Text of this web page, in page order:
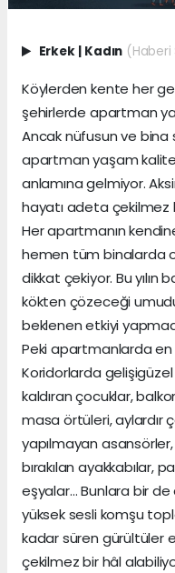
Erkek Kadın (Haberi
Köylerden kente her
şehirlerde apartman
Ancak nüfusun ve bina
apartman yaşam
anlamına gelmiyor.
hayatı adeta çekilmez
Her apartmanın
hemen tüm binalarda
dikkat çekiyor. Bu yılın
kökten çözeceği
beklenen etkiyi
Peki apartmanlarda en
Koridorlarda gelişigüzel
kaldıran çocuklar,
masa örtüleri, aylardır
yapılmayan
bırakılan ayakkabılar,
eşyalar… Bunlara bir de
yüksek sesli komşu
kadar süren gürültüler
çekilmez bir hâl